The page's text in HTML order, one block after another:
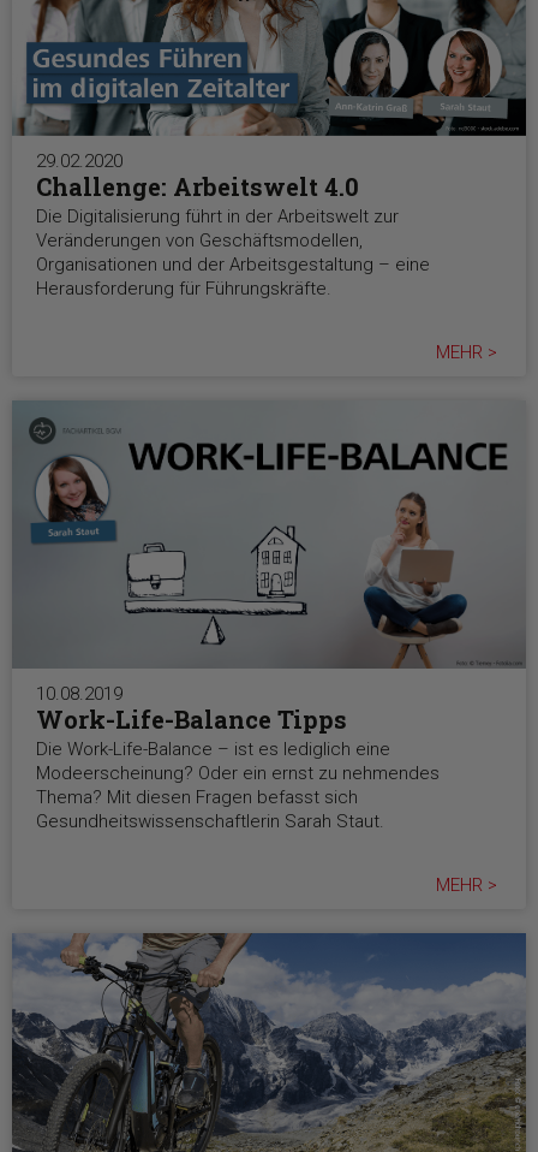
29.02.2020
Challenge: Arbeitswelt 4.0
Die Digitalisierung führt in der Arbeitswelt zur
Veränderungen von Geschäftsmodellen,
Organisationen und der Arbeitsgestaltung – eine
Herausforderung für Führungskräfte.
MEHR >
10.08.2019
Work-Life-Balance Tipps
Die Work-Life-Balance – ist es lediglich eine
Modeerscheinung? Oder ein ernst zu nehmendes
Thema? Mit diesen Fragen befasst sich
Gesundheitswissenschaftlerin Sarah Staut.
MEHR >